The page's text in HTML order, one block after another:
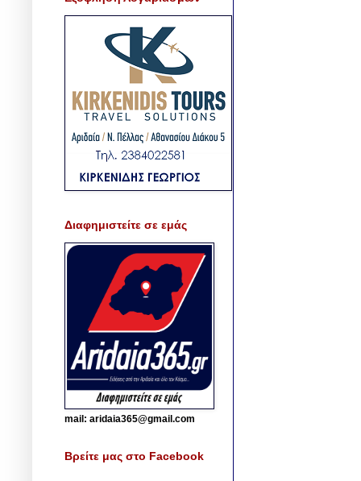
Διαφημιστείτε σε εμάς
mail: aridaia365@gmail.com
Βρείτε μας στο Facebook